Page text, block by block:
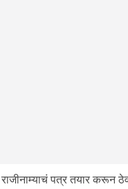
राजीनाम्याचं पत्र तयार